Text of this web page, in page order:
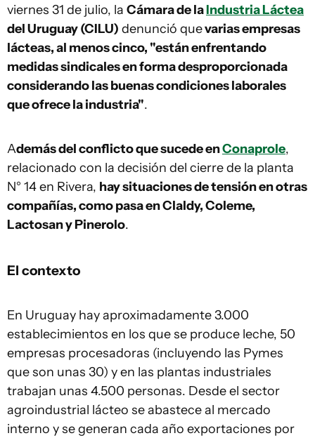
viernes 31 de julio, la Cámara de laIndustria Láctea
del Uruguay (CILU) denunció quevarias empresas
lácteas, al menos cinco, "están enfrentando
medidas sindicales en forma desproporcionada
considerando las buenas condiciones laborales
que ofrece la industria".
Además del conflicto que sucede enConaprole,
relacionado con la decisión del cierre de la planta
N° 14 en Rivera, hay situaciones de tensión en otras
compañías, como pasa en Claldy, Coleme,
Lactosan y Pinerolo.
El contexto
En Uruguay hay aproximadamente 3.000
establecimientos en los que se produce leche, 50
empresas procesadoras (incluyendo las Pymes
que son unas 30) y en las plantas industriales
trabajan unas 4.500 personas. Desde el sector
agroindustrial lácteo se abastece al mercado
interno y se generan cada año exportaciones por